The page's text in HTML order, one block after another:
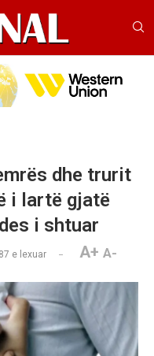
dhe trurit
i lartë gjatë
i shtuar
e lexuar A+ A-